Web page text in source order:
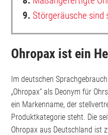
9. Störgeräusche sind
Ohropax ist ein
Im deutschen
„Ohropax“ als Deonym für
ein Markenname, der
Produktkategorie steht. Die
Ohropax aus Deutschland ist